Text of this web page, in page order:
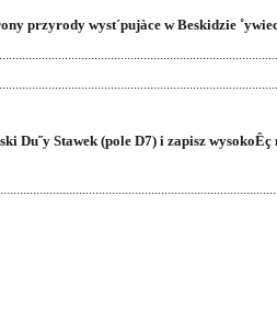
przyrody wyst´pujàce w Beskidzie
Du˝y Stawek (pole D7) i zapisz